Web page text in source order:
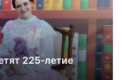
225-летие